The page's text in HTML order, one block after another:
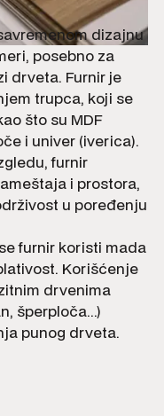
dizajnu
posebno za
drveta. Furnir je
trupca, koji se
što su MDF
i univer (iverica).
furnir
i prostora,
u poređenju
furnir koristi mada
Korišćenje
drvenima
šperploča...)
punog drveta.